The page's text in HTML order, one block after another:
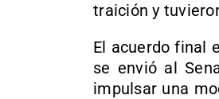
traición y
El acuerdo final
se envió al
impulsar una